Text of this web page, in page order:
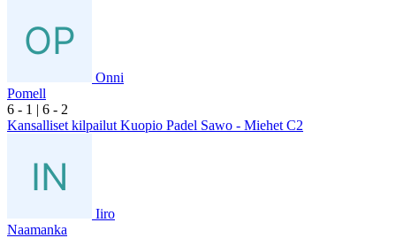
Onni
Pomell
6 - 1 | 6 - 2
Kansalliset kilpailut Kuopio Padel Sawo - Miehet C2
Iiro
Naamanka